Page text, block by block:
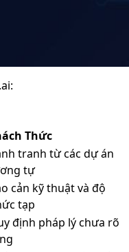
Thức
tranh từ các dự án
tự
cản kỹ thuật và độ
tạp
định pháp lý chưa rõ